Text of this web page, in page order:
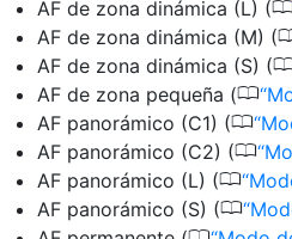
AF de zona dinámica (L) (
AF de zona dinámica (M) (
AF de zona dinámica (S) (
AF de zona pequeña (0
AF panorámico (C1) (0
AF panorámico (C2) (0
AF panorámico (L) (0
AF panorámico (S) (0